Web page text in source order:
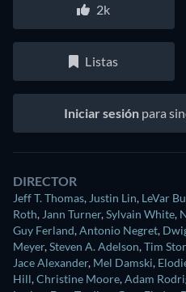
2k
Listas
Iniciar sesión para
DIRECTOR
Jeff T. Thomas, Justin Lin, LeVar
Roth, Jann Turner,Sylvain White,
Guy Ferland,Antonio Negret,
Meyer,Steven A. Adelson,Tim
Jace Alexander, Mel Damski,
Hill,Christine Moore,Adam